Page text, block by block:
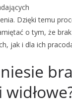
Dzięki temu
o tym, że
jak i dla ich